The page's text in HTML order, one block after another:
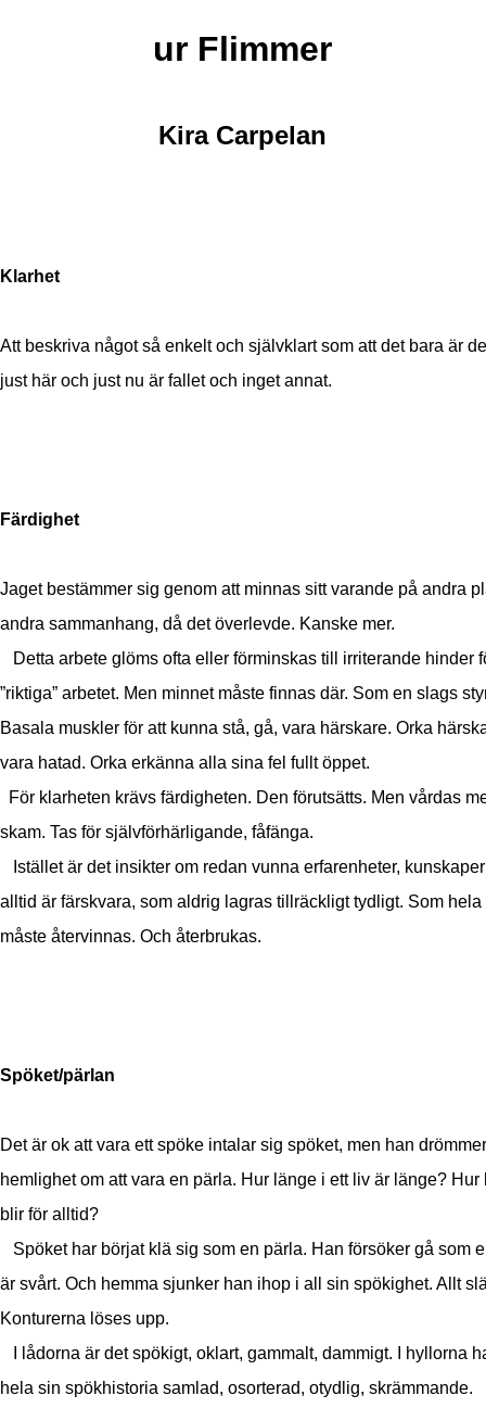
ur Flimmer
Kira Carpelan
Klarhet
Att beskriva något så enkelt och självklart som att det bara är
just här och just nu är fallet och inget annat.
Färdighet
Jaget bestämmer sig genom att minnas sitt varande på andra
andra sammanhang, då det överlevde. Kanske mer.
Detta arbete glöms ofta eller förminskas till irriterande hinder
”riktiga” arbetet. Men minnet måste finnas där. Som en slags
Basala muskler för att kunna stå, gå, vara härskare. Orka
vara hatad. Orka erkänna alla sina fel fullt öppet.
För klarheten krävs färdigheten. Den förutsätts. Men vårdas
skam. Tas för självförhärligande, fåfänga.
Istället är det insikter om redan vunna erfarenheter,
alltid är färskvara, som aldrig lagras tillräckligt tydligt. Som hela
måste återvinnas. Och återbrukas.
Spöket/pärlan
Det är ok att vara ett spöke intalar sig spöket, men han
hemlighet om att vara en pärla. Hur länge i ett liv är länge? Hur
blir för alltid?
Spöket har börjat klä sig som en pärla. Han försöker gå som
är svårt. Och hemma sjunker han ihop i all sin spökighet. Allt
Konturerna löses upp.
I lådorna är det spökigt, oklart, gammalt, dammigt. I hyllorna
hela sin spökhistoria samlad, osorterad, otydlig, skrämmande.